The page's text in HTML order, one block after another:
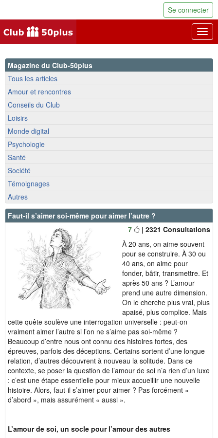
Se connecter
Magazine du Club-50plus
Tous les articles
Amour et rencontres
Conseils du Club
Loisirs
Monde digital
Psychologie
Santé
Société
Témoignages
Autres
Faut-il s’aimer soi-même pour aimer l’autre ?
7
| 2321 Consultations
À 20 ans, on aime souvent
pour se construire. À 30 ou
40 ans, on aime pour
fonder, bâtir, transmettre. Et
après 50 ans ? L’amour
prend une autre dimension.
On le cherche plus vrai, plus
apaisé, plus complice. Mais
cette quête soulève une interrogation universelle : peut-on
vraiment aimer l’autre si l’on ne s’aime pas soi-même ?
Beaucoup d’entre nous ont connu des histoires fortes, des
épreuves, parfois des déceptions. Certains sortent d’une longue
relation, d’autres découvrent à nouveau la solitude. Dans ce
contexte, se poser la question de l’amour de soi n’a rien d’un luxe
: c’est une étape essentielle pour mieux accueillir une nouvelle
histoire. Alors, faut-il s’aimer pour aimer ? Pas forcément «
d’abord », mais assurément « aussi ».
L’amour de soi, un socle pour l’amour des autres